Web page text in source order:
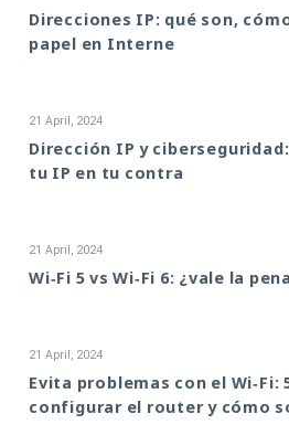
Direcciones IP: qué son,
papel en Interne
21 April, 2024
Dirección IP y
tu IP en tu contra
21 April, 2024
Wi‑Fi 5 vs Wi‑Fi 6: ¿vale la
21 April, 2024
Evita problemas con el Wi‑Fi:
configurar el router y cómo